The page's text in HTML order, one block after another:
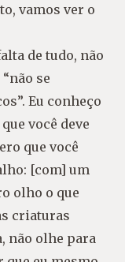
vamos ver o
de tudo, não
se
Eu conheço
você deve
que você
[com] um
olho o que
criaturas
não olhe para